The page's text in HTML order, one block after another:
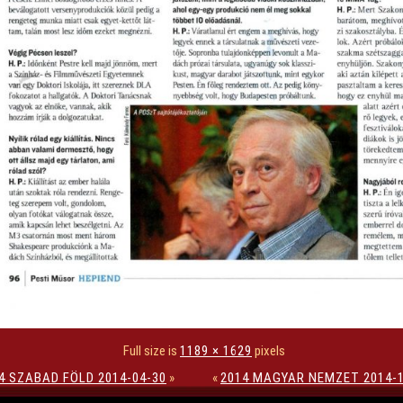
Full size is 1189 × 1629 pixels
SZABAD FÖLD 2014-04-30 » «2014 MAGYAR NEMZET 2014-